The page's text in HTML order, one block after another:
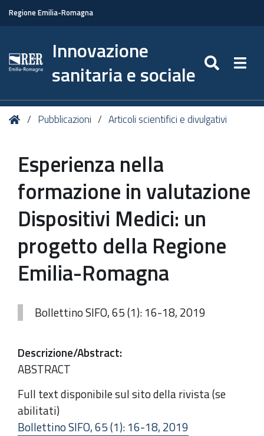
Regione Emilia-Romagna
Innovazione
sanitaria e sociale
Tu HomePubblicazioni Articoli scientifici e divulgativi
Esperienza nella
formazione in valutazione
Dispositivi Medici: un
progetto della Regione
Emilia-Romagna
Bollettino SIFO, 65 (1): 16-18, 2019
Descrizione/Abstract:
ABSTRACT
Full text disponibile sul sito della rivista (se
abilitati)
Bollettino SIFO, 65 (1): 16-18, 2019